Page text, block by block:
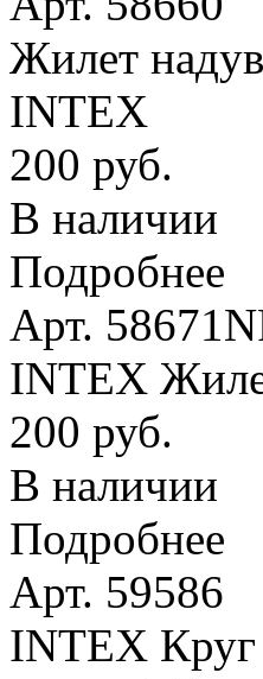
Жилет
INTEX
200 руб.
В наличии
Подробнее
Арт.
INTEX
200 руб.
В наличии
Подробнее
Арт. 59586
INTEX Круг